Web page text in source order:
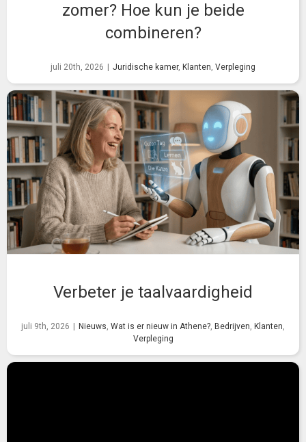
zomer? Hoe kun je beide
combineren?
juli 20th, 2026 Juridische kamer, Klanten, Verpleging
Verbeter je taalvaardigheid
juli 9th, 2026 Nieuws, Wat is er nieuw in Athene?, Bedrijven, Klanten,
Verpleging